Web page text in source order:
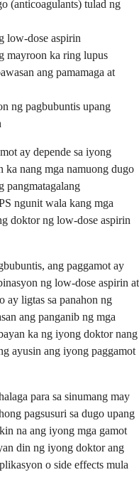
(anticoagulants) tulad ng
low-dose aspirin
mayroon ka ring lupus
ang pamamaga at
ng pagbubuntis upang
ay depende sa iyong
nang mga namuong dugo
pangmatagalang
ngunit wala kang mga
doktor ng low-dose aspirin
ang paggamot ay
ng low-dose aspirin at
ay ligtas sa panahon ng
ang panganib ng mga
ka ng iyong doktor nang
ayusin ang iyong paggamot
para sa sinumang may
pagsusuri sa dugo upang
na ang iyong mga gamot
din ng iyong doktor ang
o side effects mula